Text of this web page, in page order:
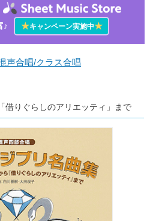
♪
★キャンペーン実施中★
声合唱/クラス合唱
借りぐらしのアリエッティ」まで